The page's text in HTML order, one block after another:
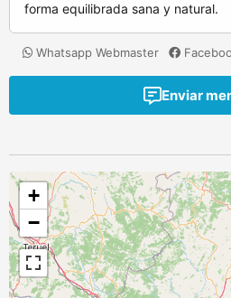
forma equilibrada sana y natural.
Whatsapp Webmaster
Enviar
+
−